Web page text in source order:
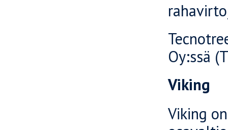
Oy:ssä
Viking
Viking